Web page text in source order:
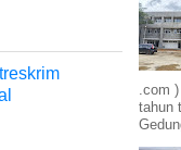
.com
tahun